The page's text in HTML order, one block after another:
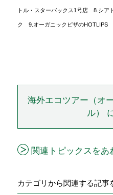
トル・スターバックス1号店 8.シア
ク 9.オーガニックピザのHOTLIPS
海外エコツアー（オ
ル）
関連トピックスをあ
カテゴリから関連する記事